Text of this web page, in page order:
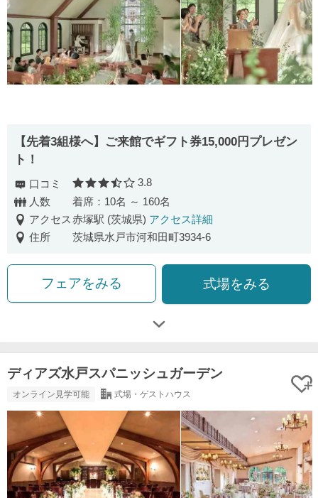
【先着3組様へ】ご来館でギフト券15,000円プレゼン
ト！
口コミ 口コミ評価
3.8
人数
着席：10名 ～ 160名
アクセス赤塚駅 (茨城県) アクセス詳細
住所
茨城県水戸市河和田町3934-6
フェアをみる 式場をみる
ディアズ水戸スパニッシュガーデン
オンライン見学可能 式場・ゲストハウス